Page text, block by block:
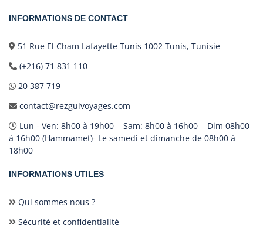
INFORMATIONS DE CONTACT
51 Rue El Cham Lafayette Tunis 1002 Tunis, Tunisie
(+216) 71 831 110
20 387 719
contact@rezguivoyages.com
Lun - Ven: 8h00 à 19h00 Sam: 8h00 à 16h00 Dim 08h00
à 16h00 (Hammamet)- Le samedi et dimanche de 08h00 à
18h00
INFORMATIONS UTILES
Qui sommes nous ?
Sécurité et confidentialité